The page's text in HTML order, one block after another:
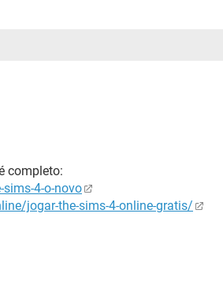
completo:
4-o-novo
jogar-the-sims-4-online-gratis/